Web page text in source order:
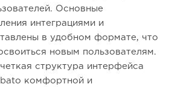
Основные
интеграциями и
в удобном формате, что
новым пользователям.
структура интерфейса
комфортной и